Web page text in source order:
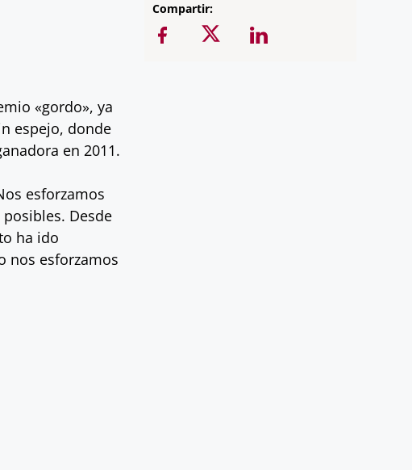
«gordo», ya
espejo, donde
en 2011.
esforzamos
Desde
ha ido
nos esforzamos
Compartir: